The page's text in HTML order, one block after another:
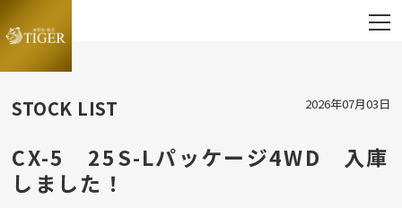
STOCK LIST 2026年07月03日
CX-5 25S-Lパッケージ4WD 入庫
しました！